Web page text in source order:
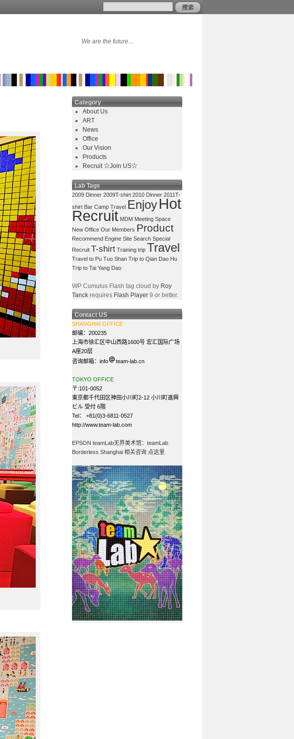
We are the future…
Category
About Us
ART
News
Office
Our Vision
Products
Recruit ☆Join US☆
Lab Tags
2009 Dinner 2009T-shirt 2010 Dinner 2011T-
shirt Bar Camp Travel EnjoyHot
Recruit MDM Meeting Space
New Office Our Members Product
Recommend Engine Site Search Special
Recruit T-shirt Training trip Travel
Travel to Pu Tuo Shan Trip to Qian Dao Hu
Trip to Tai Yang Dao
WP Cumulus Flash tag cloud by Roy
Tanck requires Flash Player 9 or better.
Contact US
SHANGHAI OFFICE
邮编：200235
上海市徐汇区中山西路1600号 宏汇国际广场
A座20层
咨询邮箱：info
team-lab.cn
TOKYO OFFICE
〒:101-0052
東京都千代田区神田小川町2-12 小川町進興
ビル 受付 6階
Tel： +81(0)3-6811-0527
http://www.team-lab.com
EPSON teamLab无界美术馆：teamLab
Borderless Shanghai 相关咨询 点这里